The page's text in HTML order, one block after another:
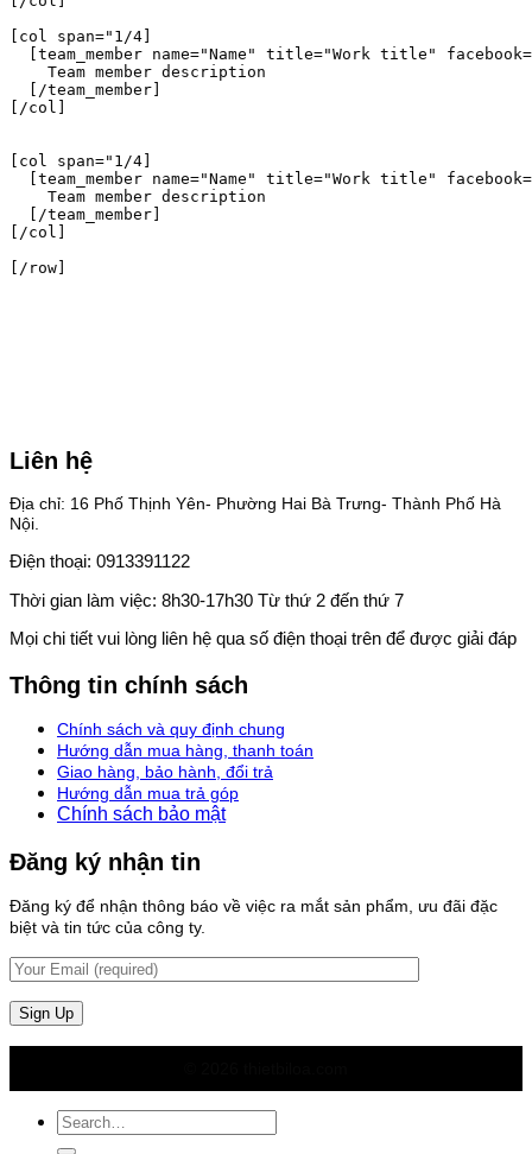
[col span="1/4]
[team_member name="Name" title="Work title"
    Team member description
  [/team_member]
[/col]
[col span="1/4]
[team_member name="Name" title="Work title"
    Team member description
  [/team_member]
[/col]
[/row]
Liên hệ
Địa chỉ: 16 Phố Thịnh Yên- Phường Hai Bà Trưng- Thành Phố Hà
Nội.
Điện thoại: 0913391122
Thời gian làm việc: 8h30-17h30 Từ thứ 2 đến thứ 7
Mọi chi tiết vui lòng liên hệ qua số điện thoại trên để được giải đáp
Thông tin chính sách
Chính sách và quy định chung
Hướng dẫn mua hàng, thanh toán
Giao hàng, bảo hành, đổi trả
Hướng dẫn mua trả góp
Chính sách bảo mật
Đăng ký nhận tin
Đăng ký để nhận thông báo về việc ra mắt sản phẩm, ưu đãi đặc
biệt và tin tức của công ty.
Search
for: